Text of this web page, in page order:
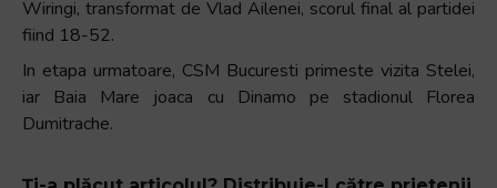
Wiringi, transformat de Vlad Ailenei, scorul final al partidei
fiind 18-52.
In etapa urmatoare, CSM Bucuresti primeste vizita Stelei,
iar Baia Mare joaca cu Dinamo pe stadionul Florea
Dumitrache.